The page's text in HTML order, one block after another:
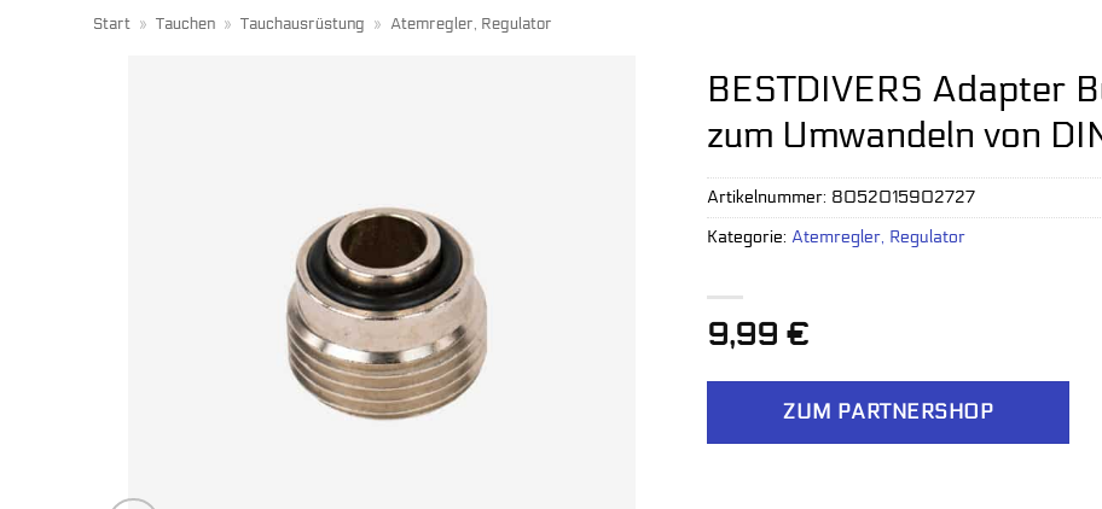
Start » Tauchen » Tauchausrüstung » Atemregler, Regulator
BESTDIVERS Adapter
zum Umwandeln von
9,99€
ZUM PARTNERSHOP
Artikelnummer: 8052015902727
Kategorie:Atemregler, Regulator